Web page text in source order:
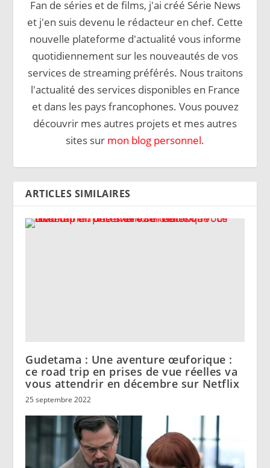
Fan de séries et de films, j'ai créé Série News
et j'en suis devenu le rédacteur en chef. Cette
nouvelle plateforme d'actualité vous informe
quotidiennement sur les nouveautés de vos
services de streaming préférés. Nous traitons
l'actualité des services disponibles en France
et dans les pays francophones. Vous pouvez
découvrir mes autres projets et mes autres
sites sur mon blog personnel.
ARTICLES SIMILAIRES
Gudetama : Une aventure œuforique :
ce road trip en prises de vue réelles va
vous attendrir en décembre sur Netflix
25 septembre 2022